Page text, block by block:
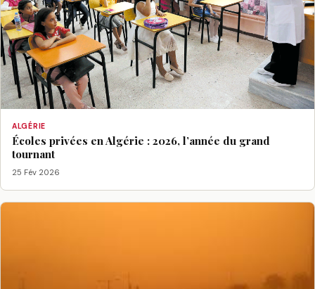
ALGÉRIE
Écoles privées en Algérie : 2026, l’année du grand
tournant
25 Fév 2026